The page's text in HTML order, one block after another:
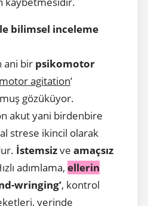
bilimsel inceleme
ani bir psikomotor
agitation’
gözüküyor.
akut yani birdenbire
strese ikincil olarak
İstemsizve amaçsız
adımlama, ellerin
wringing’, kontrol
yerinde